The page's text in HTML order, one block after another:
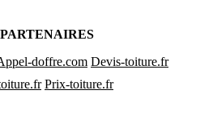
doffre.com Devis-toiture.fr
Prix-toiture.fr